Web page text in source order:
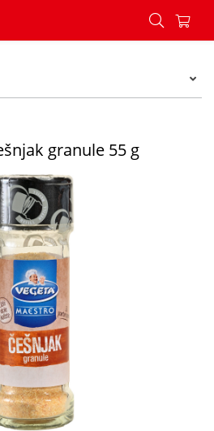
Češnjak granule 55 g - Konzum
granule 55 g